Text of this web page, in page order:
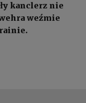
kanclerz nie
weźmie